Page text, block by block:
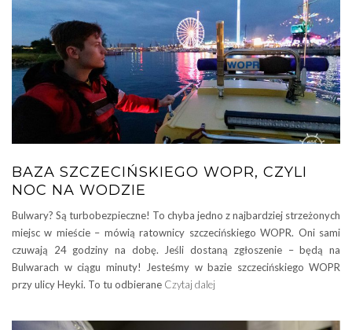
BAZA SZCZECIŃSKIEGO WOPR, CZYLI
NOC NA WODZIE
Bulwary? Są turbobezpieczne! To chyba jedno z najbardziej strzeżonych
miejsc w mieście – mówią ratownicy szczecińskiego WOPR. Oni sami
czuwają 24 godziny na dobę. Jeśli dostaną zgłoszenie – będą na
Bulwarach w ciągu minuty! Jesteśmy w bazie szczecińskiego WOPR
przy ulicy Heyki. To tu odbierane Czytaj dalej